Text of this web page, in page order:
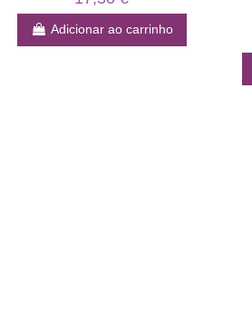
Adicionar ao carrinho